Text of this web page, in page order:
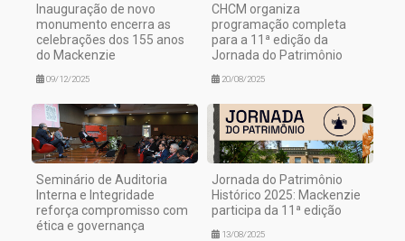
Inauguração de novo
monumento encerra as
celebrações dos 155 anos
do Mackenzie
09/12/2025
CHCM organiza
programação completa
para a 11ª edição da
Jornada do Patrimônio
20/08/2025
Seminário de Auditoria
Interna e Integridade
reforça compromisso com
ética e governança
Jornada do Patrimônio
Histórico 2025: Mackenzie
participa da 11ª edição
13/08/2025